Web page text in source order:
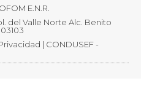
E.N.R.
del Valle Norte Alc. Benito
| CONDUSEF -